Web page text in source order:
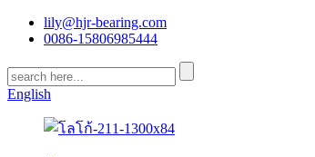
lily@hjr-bearing.com
0086-15806985444
English